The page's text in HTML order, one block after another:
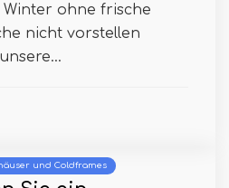
Winter ohne frische
nicht vorstellen
und Coldframes